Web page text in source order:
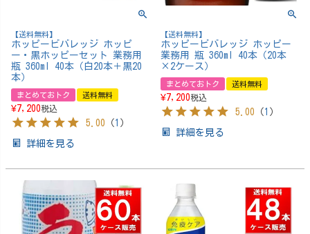
【送料無料】
ホッピービバレッジ ホッピ
ー・黒ホッピーセット 業務用
瓶 360ml 40本（白20本＋黒20
本）
まとめておトク 送料無料
¥7,200税込
5.00 （ 1 ）
詳細を見る
【送料無料】
ホッピービバレッジ ホッピー
業務用 瓶 360ml 40本（20本
×2ケース）
まとめておトク 送料無料
¥7,200税込
5.00 （ 1 ）
詳細を見る